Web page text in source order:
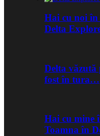
Hai cu noi
Delta
Delta văzută
fost în tura…
Hai cu mine
Toamna în